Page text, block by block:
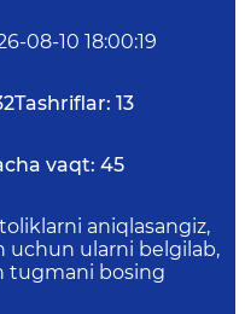
08-10 18:00:19
Tashriflar: 13
vaqt: 45
aniqlasangiz,
uchun ularni belgilab,
tugmani bosing